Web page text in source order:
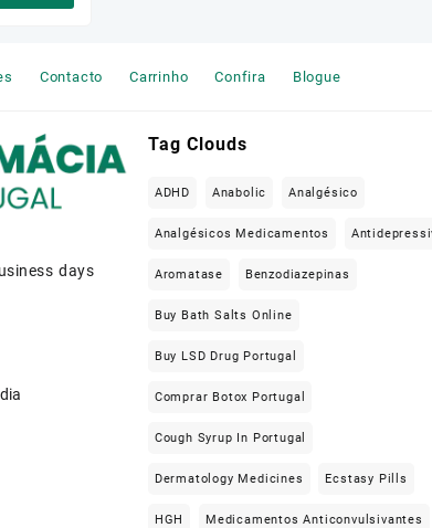
Contacto Carrinho Confira Blogue
days
Tag Clouds
ADHD Anabolic Analgésico
Analgésicos Medicamentos
Aromatase Benzodiazepinas
Buy Bath Salts Online
Buy LSD Drug Portugal
Comprar Botox Portugal
Cough Syrup In Portugal
Dermatology Medicines Ecstasy Pills
HGH Medicamentos Anticonvulsivantes